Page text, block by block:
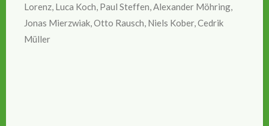
Lorenz, Luca Koch, Paul Steffen, Alexander Möhring,
Jonas Mierzwiak, Otto Rausch, Niels Kober, Cedrik
Müller